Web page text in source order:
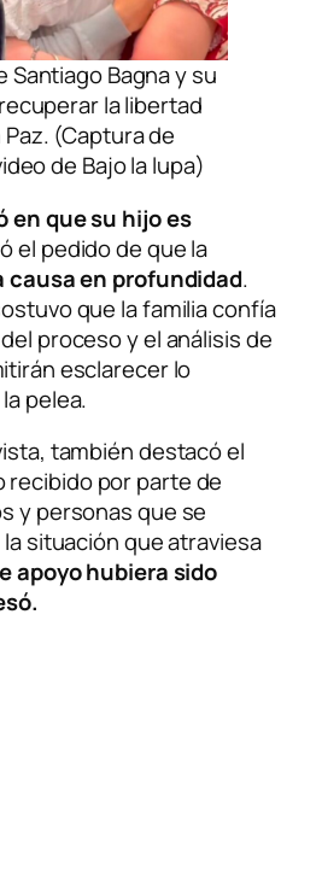
Santiago Bagna y su
la libertad
(Captura de
de Bajo la lupa)
en que su hijo es
el pedido de que la
causa en profundidad.
que la familia confía
proceso y el análisis de
esclarecer lo
pelea.
también destacó el
recibido por parte de
y personas que se
situación que atraviesa
apoyo hubiera sido